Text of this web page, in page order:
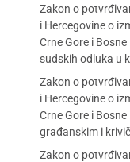
Zakon o
i Hercegovine o
Crne Gore i
sudskih odluka u
Zakon o
i Hercegovine o
Crne Gore i
građanskim i
Zakon o